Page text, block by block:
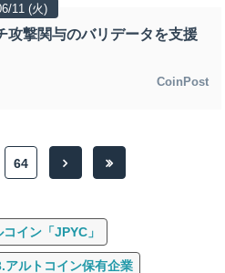
11 (火)
攻撃関与のバリデータを支援
CoinPost
64
イン「JPYC」
アルトコイン保有企業